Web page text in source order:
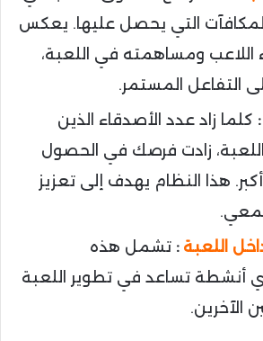
المكافآت التي يحصل عليها. يعكس
اللاعب ومساهمته في اللعبة،
التفاعل المستمر.
: كلما زاد عدد الأصدقاء الذين
زادت فرصك في الحصول
هذا النظام يهدف إلى تعزيز
اللعبة : تشمل هذه
أنشطة تساعد في تطوير اللعبة
الآخرين.